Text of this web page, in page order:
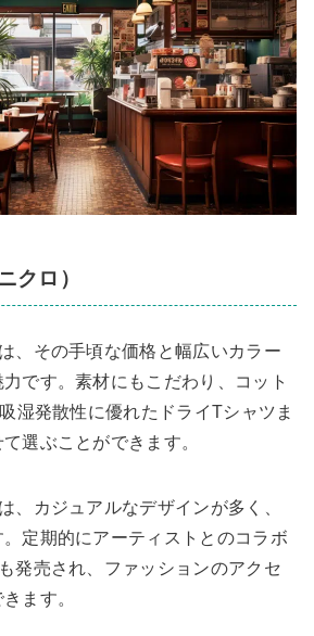
クロ）
、その手頃な価格と幅広いカラー
です。素材にもこだわり、コット
湿発散性に優れたドライTシャツま
選ぶことができます。
、カジュアルなデザインが多く、
定期的にアーティストとのコラボ
発売され、ファッションのアクセ
ます。